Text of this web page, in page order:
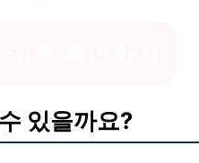
있을까요?